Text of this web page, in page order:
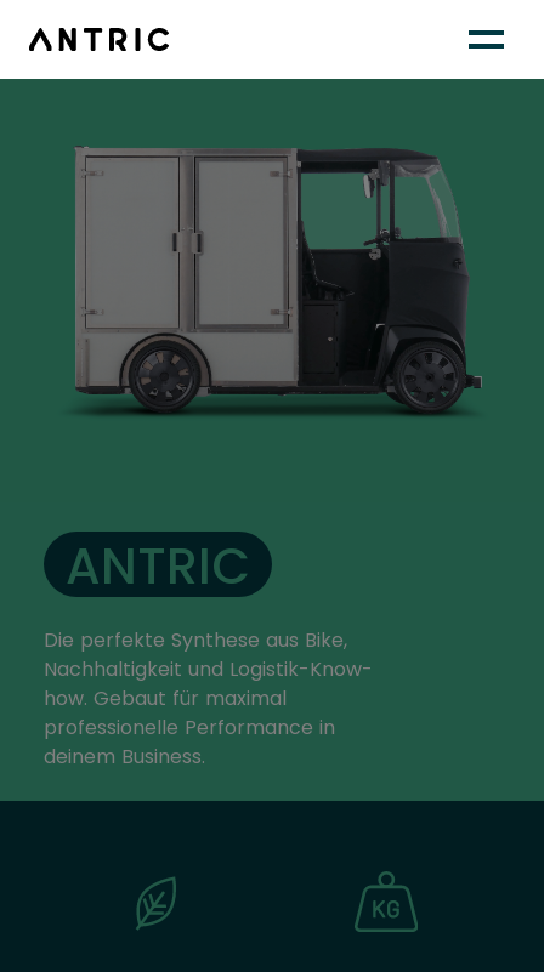
ANTRIC
Die perfekte Synthese aus Bike,
Nachhaltigkeit und Logistik-Know-
how. Gebaut für maximal
professionelle Performance in
deinem Business.